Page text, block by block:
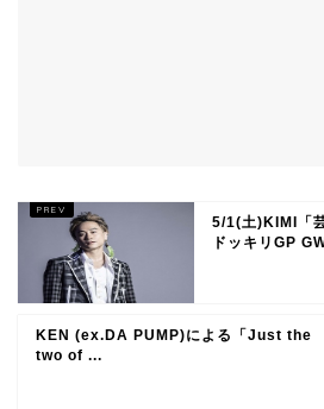
5/1(土)KIMI「
ドッキリGP
KEN (ex.DA PUMP)による「Just the
two of ...